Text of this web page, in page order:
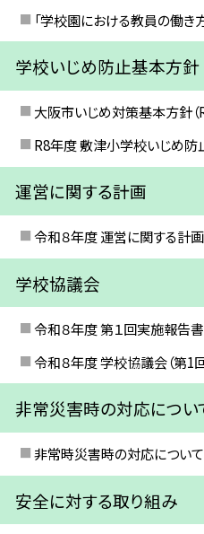
「学校園における教員の働き
学校いじめ防止基本方針
大阪市いじめ対策基本方針（
R8年度 敷津小学校いじめ
運営に関する計画
令和８年度 運営に関する計画
学校協議会
令和８年度 第１回実施報告書
令和８年度 学校協議会（第1
非常災害時の対応につい
非常時災害時の対応について
安全に対する取り組み